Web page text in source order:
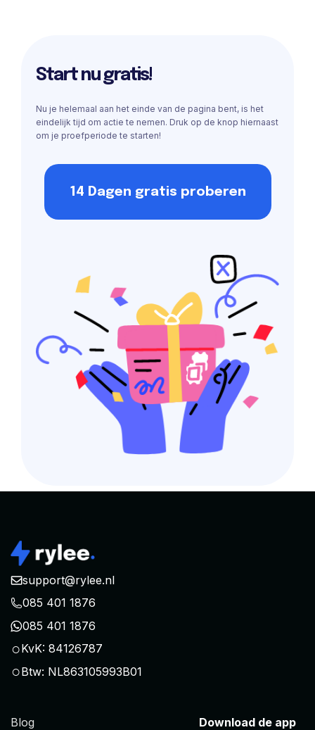
Start nu gratis!
Nu je helemaal aan het einde van de pagina bent, is het
eindelijk tijd om actie te nemen. Druk op de knop hiernaast
om je proefperiode te starten!
14 Dagen gratis proberen
support@rylee.nl
085 401 1876
085 401 1876
○KvK: 84126787
○Btw: NL863105993B01
Blog Download de app